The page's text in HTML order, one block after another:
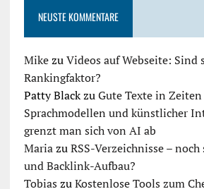
NEUSTE KOMMENTARE
MikezuVideos auf Webseite: Sind
Rankingfaktor?
Patty BlackzuGute Texte in
Sprachmodellen und künstlicher
grenzt man sich von AI ab
MariazuRSS-Verzeichnisse –
und Backlink-Aufbau?
Tobias zuKostenlose Tools zum